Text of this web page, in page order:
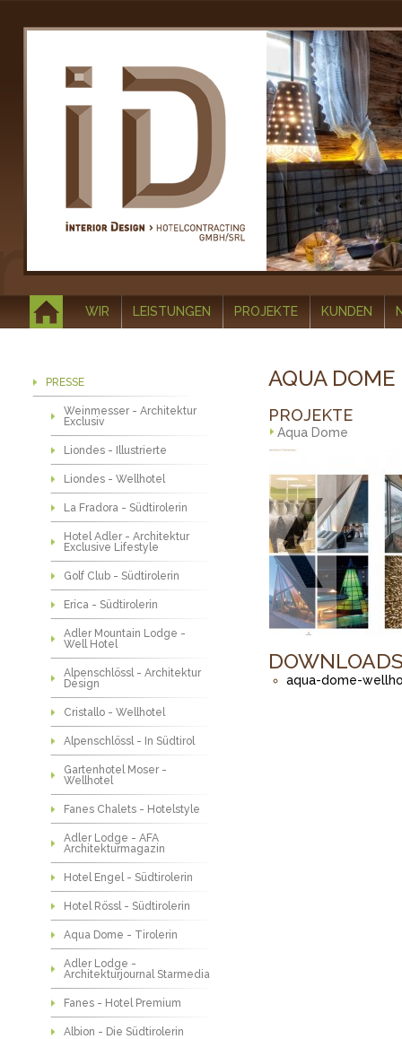
WIR LEISTUNGEN PROJEKTE KUNDEN
PRESSE
Weinmesser - Architektur
Exclusiv
Liondes - Illustrierte
Liondes - Wellhotel
La Fradora - Südtirolerin
Hotel Adler - Architektur
Exclusive Lifestyle
Golf Club - Südtirolerin
Erica - Südtirolerin
Adler Mountain Lodge -
Well Hotel
Alpenschlössl - Architektur
Design
Cristallo - Wellhotel
Alpenschlössl - In Südtirol
Gartenhotel Moser -
Wellhotel
Fanes Chalets - Hotelstyle
Adler Lodge - AFA
Architekturmagazin
Hotel Engel - Südtirolerin
Hotel Rössl - Südtirolerin
Aqua Dome - Tirolerin
Adler Lodge -
Architekturjournal Starmedia
Fanes - Hotel Premium
Albion - Die Südtirolerin
AQUA
PROJEKTE
Aqua Dome
aqua-dome-